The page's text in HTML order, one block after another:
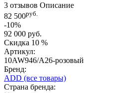
3 отзывов Описание
82 500руб.
-10%
92 000 руб.
Скидка 10 %
Артикул:
10AW946/A26-розовый
Бренд:
ADD (все товары)
Страна бренда: